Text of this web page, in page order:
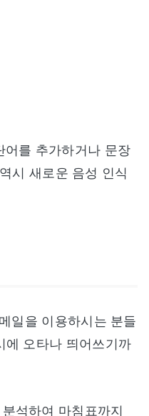
어를 추가하거나 문장
시 새로운 음성 인식
일을 이용하시는 분들
에 오타나 띄어쓰기까
석하여 마침표까지